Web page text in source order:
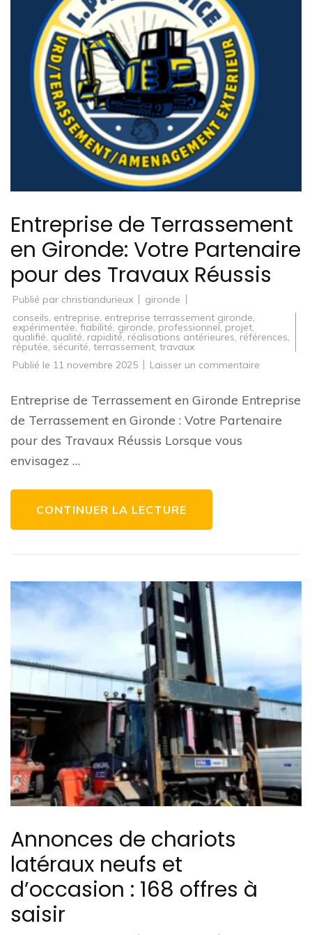
Entreprise de Terrassement
en Gironde: Votre Partenaire
pour des Travaux Réussis
Publié par christiandurieux
gironde
conseils entreprise entreprise terrassement gironde
expérimentée ,fiabilité gironde professionnel, projet
qualifié qualité rapidité réalisations antérieures références
réputée sécurité terrassement travaux
Publié le 11 novembre 2025 Laisser un commentaire
en
Votre
Entreprise de Terrassement en Gironde Entreprise
de Terrassement en Gironde : Votre Partenaire
pour des Travaux Réussis Lorsque vous
envisagez …
CONTINUER LA LECTURE
Annonces de chariots
latéraux neufs et
d’occasion : 168 offres à
saisir